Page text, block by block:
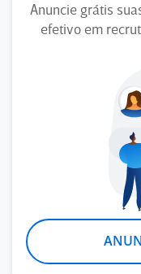
Anuncie grátis
efetivo em